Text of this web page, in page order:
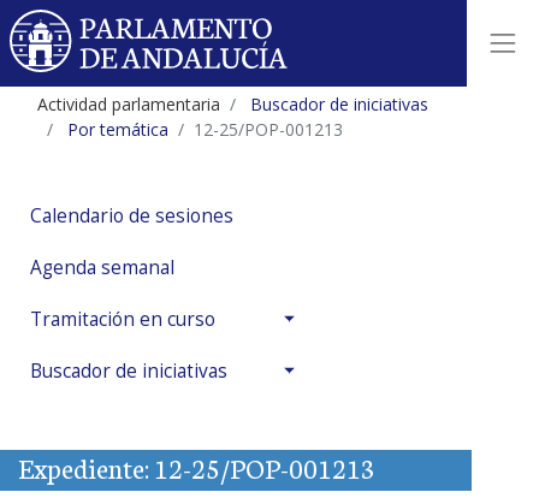
Actividad parlamentaria
Buscador de iniciativas
Por temática
12-25/POP-001213
Calendario de sesiones
Agenda semanal
Tramitación en curso
Buscador de iniciativas
Expediente: 12-25/POP-001213